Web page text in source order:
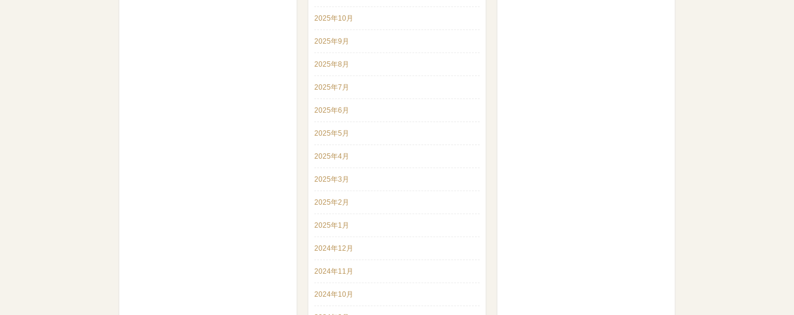
2025年10月
2025年9月
2025年8月
2025年7月
2025年6月
2025年5月
2025年4月
2025年3月
2025年2月
2025年1月
2024年12月
2024年11月
2024年10月